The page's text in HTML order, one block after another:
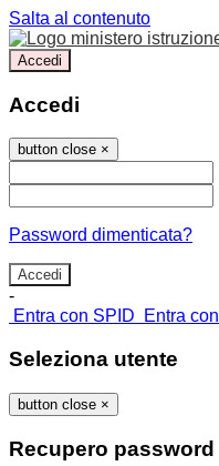
Salta al contenuto
Accedi
Accedi
button close ×
Password dimenticata?
-
Entra con SPID
Entra
Seleziona utente
button close ×
Recupero password